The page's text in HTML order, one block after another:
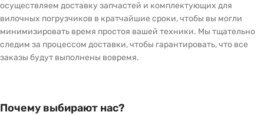
осуществляем доставку запчастей и комплектующих для
вилочных погрузчиков в кратчайшие сроки, чтобы вы могли
минимизировать время простоя вашей техники. Мы тщательно
следим за процессом доставки, чтобы гарантировать, что все
заказы будут выполнены вовремя.
Почему выбирают нас?